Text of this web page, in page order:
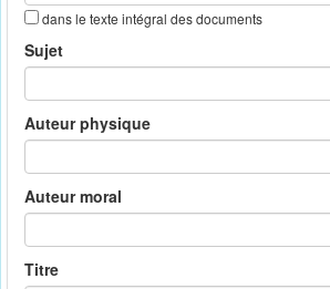
dans le texte intégral des documents
Sujet
Auteur physique
Auteur moral
Titre